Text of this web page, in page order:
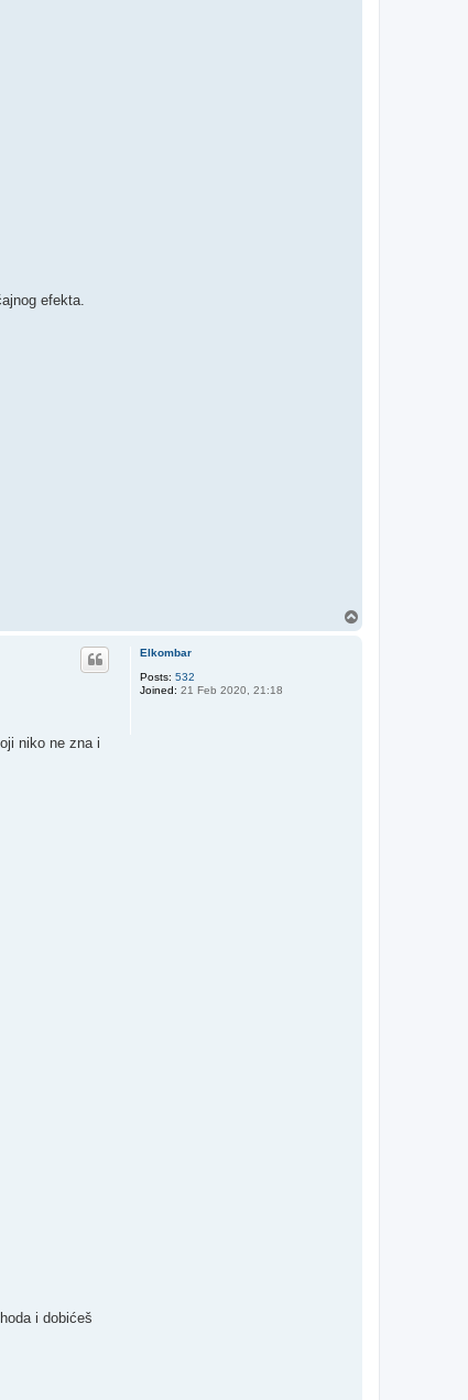
efekta.
Elkombar
Posts: 532
Joined: 21 Feb 2020, 21:18
niko ne zna i
i dobićeš